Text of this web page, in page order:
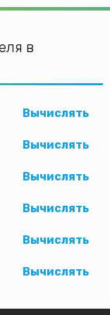
в
Вычислять
Вычислять
Вычислять
Вычислять
Вычислять
Вычислять